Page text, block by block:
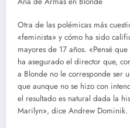
Otra de las polémicas más
«feminista» y cómo ha sido
mayores de 17 años. «Pensé
ha asegurado el director que,
a Blonde no le corresponde ser
que aunque no se hizo con
el resultado es natural dada la
Marilyn», dice Andrew Dominik.